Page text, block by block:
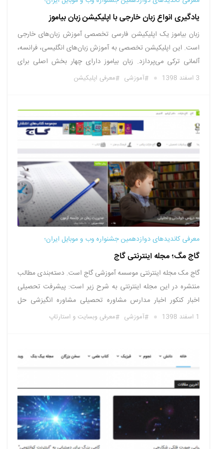
یادگیری انواع زبان خارجی با اپلیکیشن زبان بیاموز
زبان بیاموز یک اپلیکیشن فارسی تخصصی آموزش زبان‌های خارجی
است. این اپلیکیشن تخصصی به آموزش زبان‌های انگلیسی، فرانسه،
آلمانی ترکی می‌پردازد. زبان بیاموز دارای چهار بخش اصلی برای
یادگیری هر زبان است: بخش واژه‌آموزی: بخش واژه‌آموزی شامل یک
3 اسفند 1398 آموزشی معرفی اپلیکیشن
معرفی کاندیدهای دوازدهمین جشنواره وب و موبایل ایران؛
گاج مگ؛ مجله اینترنتی گاج
گاج مک مجله اینترنتی موسسه آموزشی گاج است. دسته‌بندی مطالب
منتشره در این مجله اینترنتی به شرح زیر است: پیشرفت تحصیلی
اخبار کنکور اخبار مدارس مشاوره تحصیلی مشاوره انگیزشی حل
سوالات کنکور روش مطالعه مصاحبه با نفرات برتر گاج مارکت پلاس1 اسفند 1398 آموزشی معرفی وبسایت و استارتاپ